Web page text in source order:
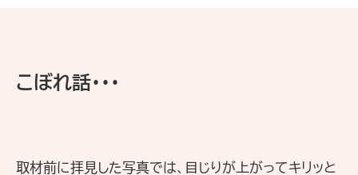
こぼれ話・・・
取材前に拝見した写真では、目じりが上がってキリッと